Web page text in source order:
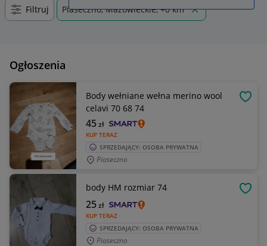
Filtruj Piaseczno, Mazowieckie, +0 km
Ogłoszenia
Body wełniane wełna merino wool
celavi 70 68 74
KUP TERAZ
45zł
SPRZEDAJĄCY: OSOBA PRYWATNA
Piaseczno
body HM rozmiar 74
KUP TERAZ
25zł
SPRZEDAJĄCY: OSOBA PRYWATNA
Piaseczno